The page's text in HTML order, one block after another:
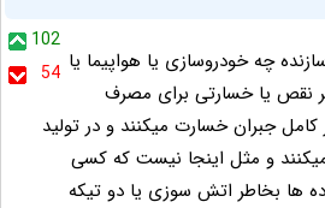
102
54 چه خودروسازی یا هواپیما یا
نقص یا خسارتی برای مصرف
کامل جبران خسارت میکنند و در تولید
و مثل اینجا نیست که کسی
ها بخاطر اتش سوزی یا دو تیکه